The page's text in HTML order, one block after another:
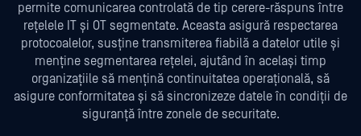
permite comunicarea controlată de tip cerere-răspuns între
rețelele IT și OT segmentate. Aceasta asigură respectarea
protocoalelor, susține transmiterea fiabilă a datelor utile și
menține segmentarea rețelei, ajutând în același timp
organizațiile să mențină continuitatea operațională, să
asigure conformitatea și să sincronizeze datele în condiții de
siguranță între zonele de securitate.